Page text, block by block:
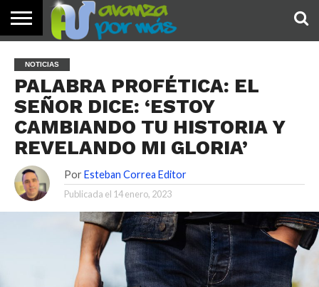
PALABRA
DE HOY
DEVOCIONALES
NOTICIAS
TESTIMONIOS
ORACIONES
SOBRE
NOSOTROS
IMÁGENES
NOTICIAS
PALABRA PROFÉTICA: EL
SEÑOR DICE: ‘ESTOY
CAMBIANDO TU HISTORIA Y
REVELANDO MI GLORIA’
Por Esteban Correa Editor
Publicada el 14 enero, 2023